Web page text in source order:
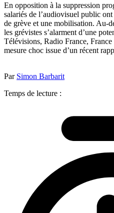
En opposition à la suppression
salariés de l’audiovisuel public
de grève et une mobilisation. Au-
les grévistes s’alarment d’une
Télévisions, Radio France,
mesure choc issue d’un récent
Par Simon Barbarit
Temps de lecture :